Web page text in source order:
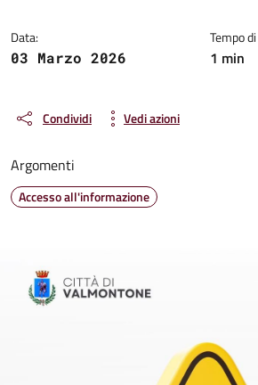
Data:
03 Marzo 2026
Tempo
1 min
Condividi Vedi azioni
Argomenti
Accesso all'informazione